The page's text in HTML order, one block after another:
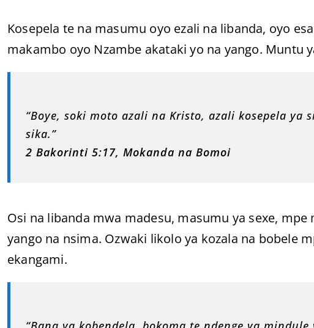
Kosepela te na masumu oyo ezali na libanda, oyo
makambo oyo Nzambe akataki yo na yango. Muntu
“Boye, soki moto azali na Kristo, azali kosepela ya
sika.”
2 Bakorinti 5:17, Mokanda na Bomoi
Osi na libanda mwa madesu, masumu ya sexe,
yango na nsima. Ozwaki likolo ya kozala na bobele
ekangami.